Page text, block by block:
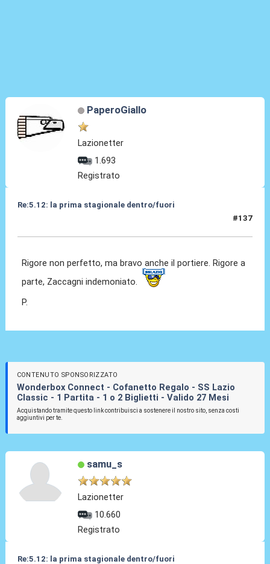
PaperoGiallo
Lazionetter
1.693
Registrato
Re:5.12: la prima stagionale dentro/fuori
#137
Rigore non perfetto, ma bravo anche il portiere. Rigore a
parte, Zaccagni indemoniato.
P.
CONTENUTO SPONSORIZZATO
Wonderbox Connect - Cofanetto Regalo - SS Lazio
Classic - 1 Partita - 1 o 2 Biglietti - Valido 27 Mesi
Acquistando tramite questo link contribuisci a sostenere il nostro sito, senza costi
aggiuntivi per te.
samu_s
Lazionetter
10.660
Registrato
Re:5.12: la prima stagionale dentro/fuori